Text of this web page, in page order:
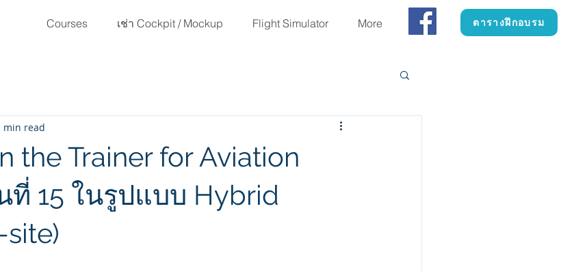
Courses เช่า Cockpit / Mockup Flight Simulator More ตารางฝึกอบรม
the Trainer for Aviation
ที่ 15 ในรูปแบบ Hybrid
site)
min read